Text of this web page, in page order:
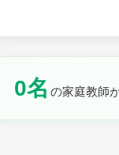
0名 の家庭教師
日 日曜日